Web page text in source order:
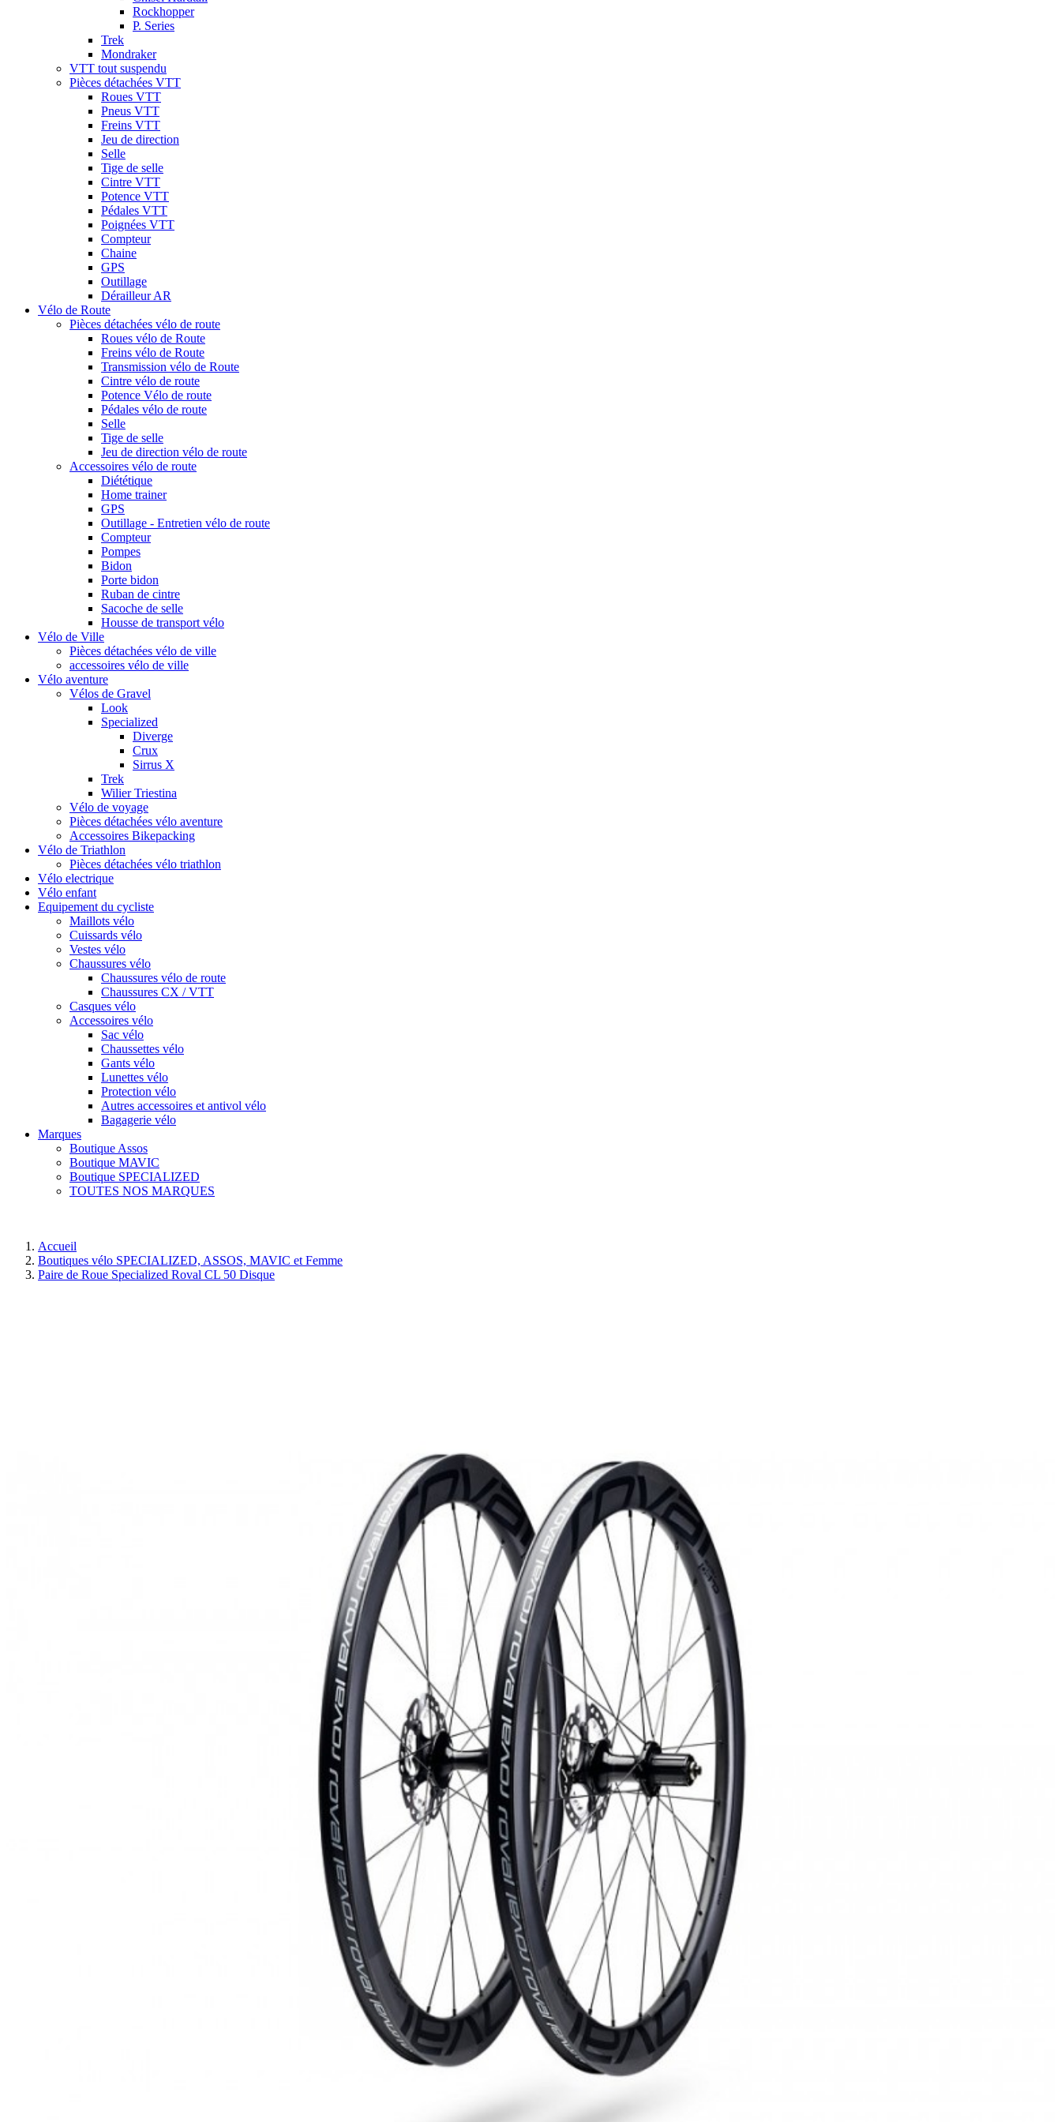
Rockhopper
P. Series
Trek
Mondraker
VTT tout suspendu
Pièces détachées VTT
Roues VTT
Pneus VTT
Freins VTT
Jeu de direction
Selle
Tige de selle
Cintre VTT
Potence VTT
Pédales VTT
Poignées VTT
Compteur
Chaine
GPS
Outillage
Dérailleur AR
Vélo de Route
Pièces détachées vélo de route
Roues vélo de Route
Freins vélo de Route
Transmission vélo de Route
Cintre vélo de route
Potence Vélo de route
Pédales vélo de route
Selle
Tige de selle
Jeu de direction vélo de route
Accessoires vélo de route
Diététique
Home trainer
GPS
Outillage - Entretien vélo de route
Compteur
Pompes
Bidon
Porte bidon
Ruban de cintre
Sacoche de selle
Housse de transport vélo
Vélo de Ville
Pièces détachées vélo de ville
accessoires vélo de ville
Vélo aventure
Vélos de Gravel
Look
Specialized
Diverge
Crux
Sirrus X
Trek
Wilier Triestina
Vélo de voyage
Pièces détachées vélo aventure
Accessoires Bikepacking
Vélo de Triathlon
Pièces détachées vélo triathlon
Vélo electrique
Vélo enfant
Equipement du cycliste
Maillots vélo
Cuissards vélo
Vestes vélo
Chaussures vélo
Chaussures vélo de route
Chaussures CX / VTT
Casques vélo
Accessoires vélo
Sac vélo
Chaussettes vélo
Gants vélo
Lunettes vélo
Protection vélo
Autres accessoires et antivol vélo
Bagagerie vélo
Marques
Boutique Assos
Boutique MAVIC
Boutique SPECIALIZED
TOUTES NOS MARQUES
Accueil
Boutiques vélo SPECIALIZED, ASSOS, MAVIC et Femme
Paire de Roue Specialized Roval CL 50 Disque